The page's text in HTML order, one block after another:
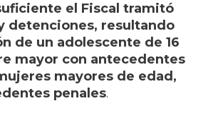
el Fiscal tramitó
detenciones, resultando
de un adolescente de 16
mayor con antecedentes
mayores de edad,
penales.